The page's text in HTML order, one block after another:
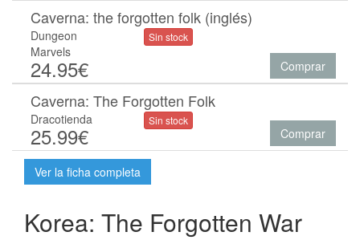
Caverna: the forgotten folk (inglés)
Dungeon
Marvels
24.95€
Sin stock
Comprar
Caverna: The Forgotten Folk
Dracotienda
25.99€
Sin stock
Comprar
Ver la ficha completa
Korea: The Forgotten War